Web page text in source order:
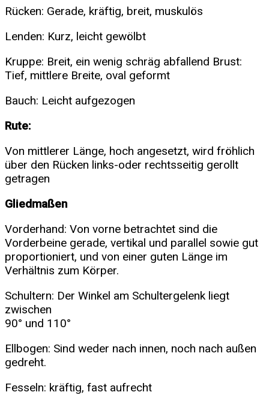
Rücken: Gerade, kräftig, breit, muskulös
Lenden: Kurz, leicht gewölbt
Kruppe: Breit, ein wenig schräg abfallend Brust:
Tief, mittlere Breite, oval geformt
Bauch: Leicht aufgezogen
Rute:
Von mittlerer Länge, hoch angesetzt, wird fröhlich
über den Rücken links-oder rechtsseitig gerollt
getragen
Gliedmaßen
Vorderhand: Von vorne betrachtet sind die
Vorderbeine gerade, vertikal und parallel sowie gut
proportioniert, und von einer guten Länge im
Verhältnis zum Körper.
Schultern: Der Winkel am Schultergelenk liegt
zwischen
90° und 110°
Ellbogen: Sind weder nach innen, noch nach außen
gedreht.
Fesseln: kräftig, fast aufrecht